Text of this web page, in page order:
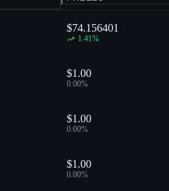
$74.156401
1.41%
$1.00
0.00%
$1.00
0.00%
$1.00
0.00%